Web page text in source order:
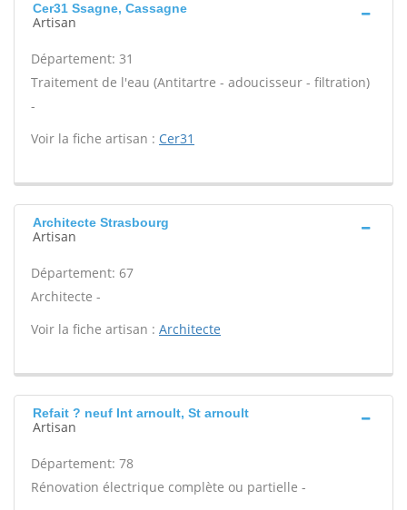
Cer31 Ssagne, Cassagne
Artisan
Département: 31
Traitement de l'eau (Antitartre - adoucisseur - filtration)
-
Voir la fiche artisan : Cer31
Architecte Strasbourg
Artisan
Département: 67
Architecte -
Voir la fiche artisan : Architecte
Refait ? neuf Int arnoult, St arnoult
Artisan
Département: 78
Rénovation électrique complète ou partielle -